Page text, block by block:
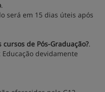
.
será em 15 dias úteis após
de Pós-Graduação?.
devidamente